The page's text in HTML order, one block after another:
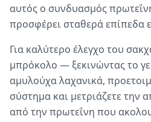
αυτός ο συνδυασμός
προσφέρει σταθερά επίπεδα
Για καλύτερο έλεγχο του
μπρόκολο — ξεκινώντας το
αμυλούχα λαχανικά,
σύστημα και μετριάζετε την
από την πρωτεΐνη που